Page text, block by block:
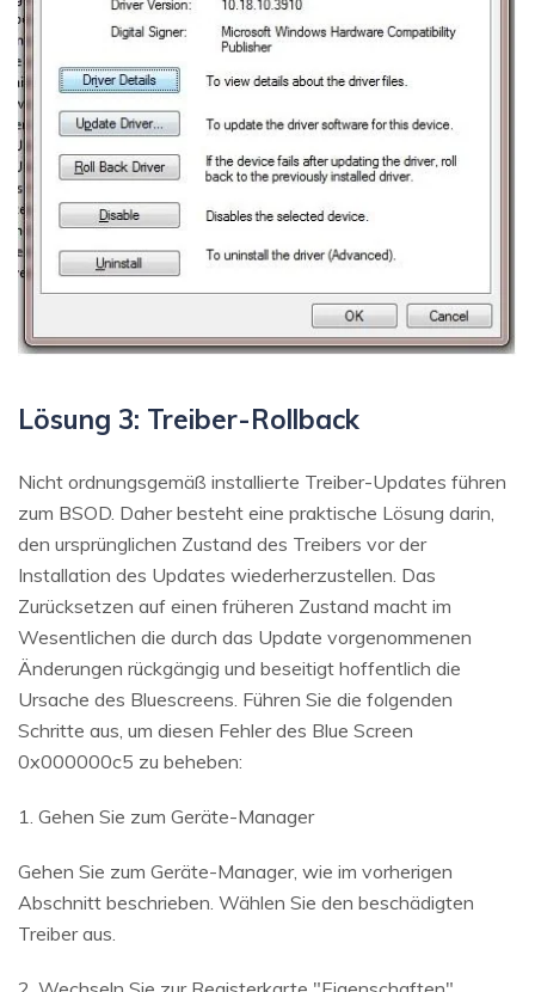
Lösung 3: Treiber-Rollback
Nicht ordnungsgemäß installierte Treiber-Updates führen
zum BSOD. Daher besteht eine praktische Lösung darin,
den ursprünglichen Zustand des Treibers vor der
Installation des Updates wiederherzustellen. Das
Zurücksetzen auf einen früheren Zustand macht im
Wesentlichen die durch das Update vorgenommenen
Änderungen rückgängig und beseitigt hoffentlich die
Ursache des Bluescreens. Führen Sie die folgenden
Schritte aus, um diesen Fehler des Blue Screen
0x000000c5 zu beheben:
1. Gehen Sie zum Geräte-Manager
Gehen Sie zum Geräte-Manager, wie im vorherigen
Abschnitt beschrieben. Wählen Sie den beschädigten
Treiber aus.